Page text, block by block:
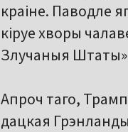
краіне. Паводле
кіруе хворы
Злучаныя
Апроч таго,
дацкая